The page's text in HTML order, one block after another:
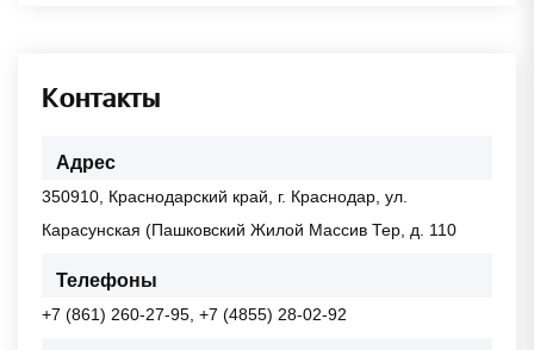
Контакты
Адрес
350910, Краснодарский край, г. Краснодар, ул.
Карасунская (Пашковский Жилой Массив Тер, д. 110
Телефоны
+7 (861) 260-27-95, +7 (4855) 28-02-92